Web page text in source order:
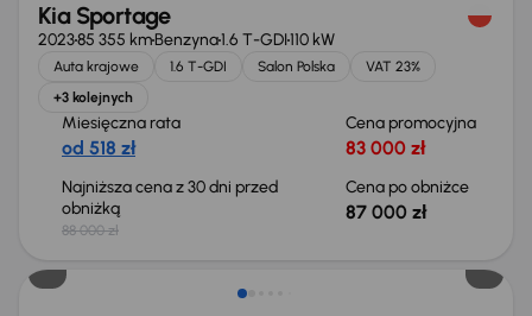
Kia Sportage
202385 355 kmBenzyna1.6 T-GDI110 kW
Auta krajowe 1.6 T-GDI Salon Polska
VAT 23%
+3 kolejnych
Miesięczna rata
od 518 zł
Cena promocyjna
83 000 zł
Najniższa cena z 30 dni przed
obniżką
88 000 zł
Cena po obniżce
87 000 zł
Taniej o 500 zł